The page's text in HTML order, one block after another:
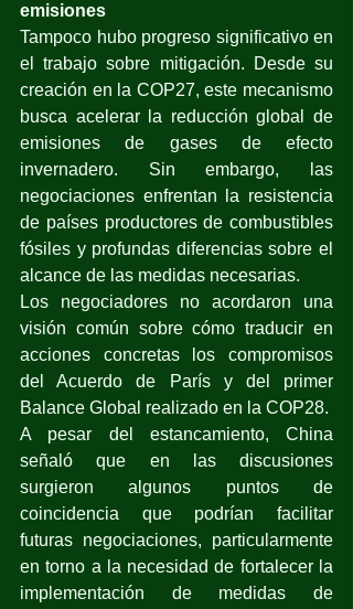
emisiones
Tampoco hubo progreso significativo en
el trabajo sobre mitigación. Desde su
creación en la COP27, este mecanismo
busca acelerar la reducción global de
emisiones de gases de efecto
invernadero. Sin embargo, las
negociaciones enfrentan la resistencia
de países productores de combustibles
fósiles y profundas diferencias sobre el
alcance de las medidas necesarias.
Los negociadores no acordaron una
visión común sobre cómo traducir en
acciones concretas los compromisos
del Acuerdo de París y del primer
Balance Global realizado en la COP28.
A pesar del estancamiento, China
señaló que en las discusiones
surgieron algunos puntos de
coincidencia que podrían facilitar
futuras negociaciones, particularmente
en torno a la necesidad de fortalecer la
implementación de medidas de